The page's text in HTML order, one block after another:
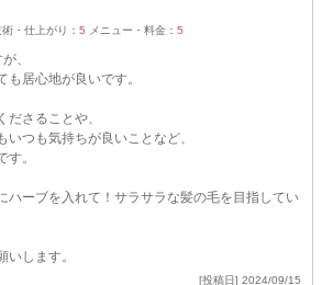
術・仕上がり： 5 メニュー・料金： 5
、
居心地が良いです。
さることや、
いつも気持ちが良いことなど、
。
ハーブを入れて！サラサラな髪の毛を目指してい
いします。
[投稿日] 2024/09/15